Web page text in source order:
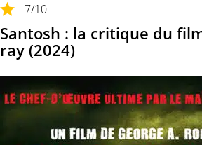
7/10
Santosh : la critique du
ray (2024)